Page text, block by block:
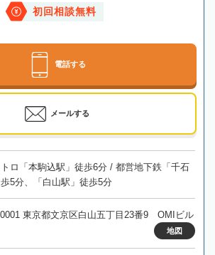
初回相談無料
電話する
メールする
ロ「本駒込駅」徒歩6分 / 都営地下鉄「千石
5分、「白山駅」徒歩5分
東京都文京区白山五丁目23番9 OMIビル
地図